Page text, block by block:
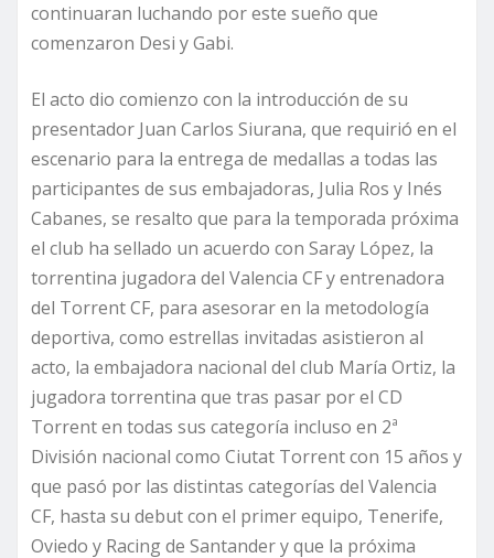
continuaran luchando por este sueño que
comenzaron Desi y Gabi.
El acto dio comienzo con la introducción de su
presentador Juan Carlos Siurana, que requirió en el
escenario para la entrega de medallas a todas las
participantes de sus embajadoras, Julia Ros y Inés
Cabanes, se resalto que para la temporada próxima
el club ha sellado un acuerdo con Saray López, la
torrentina jugadora del Valencia CF y entrenadora
del Torrent CF, para asesorar en la metodología
deportiva, como estrellas invitadas asistieron al
acto, la embajadora nacional del club María Ortiz, la
jugadora torrentina que tras pasar por el CD
Torrent en todas sus categoría incluso en 2ª
División nacional como Ciutat Torrent con 15 años y
que pasó por las distintas categorías del Valencia
CF, hasta su debut con el primer equipo, Tenerife,
Oviedo y Racing de Santander y que la próxima